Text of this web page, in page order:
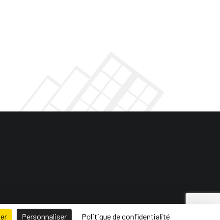
de site Personnaliser Politique de confidentialité